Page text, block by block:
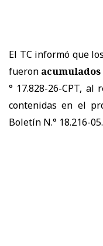
El TC informó que
fueron acumulados
° 17.828-26-CPT,
contenidas en el
Boletín N.° 18.216-05.